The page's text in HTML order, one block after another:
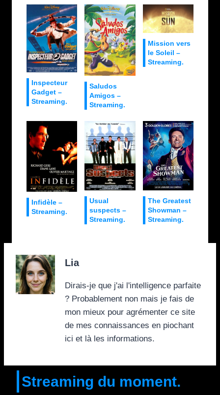
Inspecteur
Gadget –
Streaming.
Saludos
Amigos –
Streaming.
Mission vers
le Soleil –
Streaming.
Infidèle –
Streaming.
Usual
suspects –
Streaming.
The Greatest
Showman –
Streaming.
Lia
Dirais-je que j'ai l'intelligence parfaite
? Probablement non mais je fais de
mon mieux pour agrémenter ce site
de mes connaissances en piochant
ici et là les informations.
Streaming du moment.